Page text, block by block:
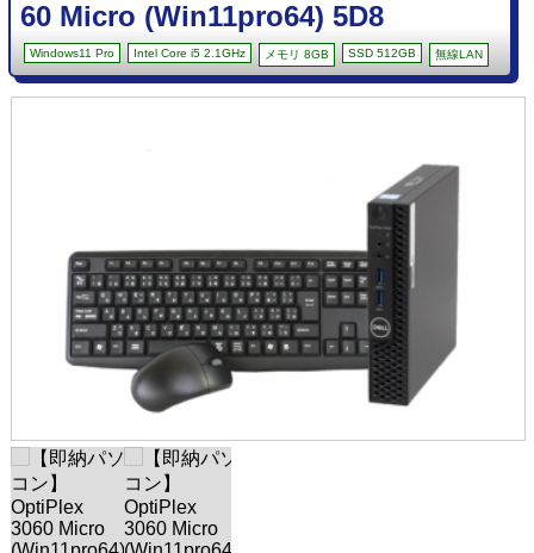
60 Micro (Win11pro64) 5D8
Windows11 Pro Intel Core i5 2.1GHz メモリ 8GB SSD 512GB 無線LAN